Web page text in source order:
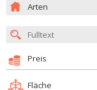
Arten
Preis
Fläche